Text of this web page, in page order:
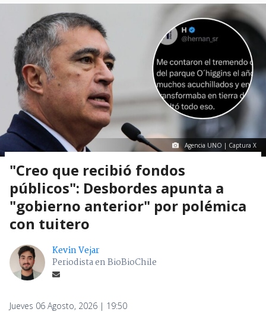
Agencia UNO | Captura X
"Creo que recibió fondos
públicos": Desbordes apunta a
"gobierno anterior" por polémica
con tuitero
Kevin Vejar
Periodista en BioBioChile
Jueves 06 Agosto, 2026 | 19:50